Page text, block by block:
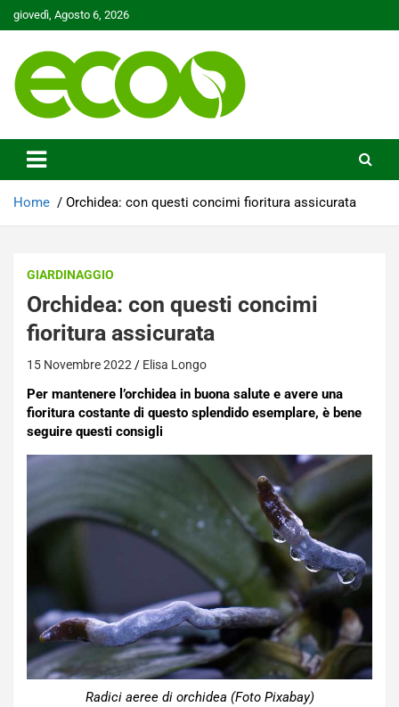
Skip
to
giovedì, Agosto 6, 2026
Ecoo.it
Home Orchidea: con questi concimi fioritura assicurata
GIARDINAGGIO
Orchidea: con questi concimi
fioritura assicurata
15 Novembre 2022 Elisa Longo
Per mantenere l’orchidea in buona salute e avere una
fioritura costante di questo splendido esemplare, è bene
seguire questi consigli
Radici aeree di orchidea (Foto Pixabay)